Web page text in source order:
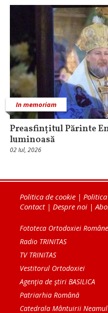
In memoriam
Preasfințitul Părinte
luminoasă
02 Iul, 2026
Politica de cookie |
Contact| Despre noi |
Fototeca Ortodoxiei
Radio TRINITAS
TV TRINITAS
Vestitorul Ortodoxiei
Agenţia de ştiri BASILICA
Patriarhia Română
Catedrala Mântuirii